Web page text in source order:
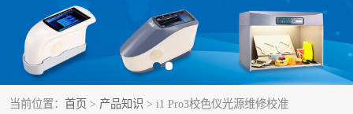
当前位置： 首页 > 产品知识 > i1 Pro3校色仪光源维修校准
分光色差仪
美能达色差计
3nh分光测色仪